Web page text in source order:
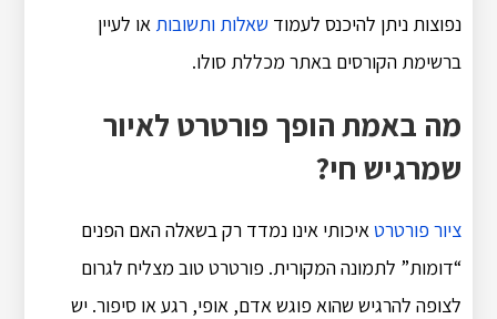
נפוצות ניתן להיכנס לעמודשאלות ותשובות או לעיין
ברשימת הקורסים באתר מכללת סולו.
מה באמת הופך פורטרט לאיור
שמרגיש חי?
ציור פורטרטאיכותי אינו נמדד רק בשאלה האם הפנים
“דומות” לתמונה המקורית. פורטרט טוב מצליח לגרום
לצופה להרגיש שהוא פוגש אדם, אופי, רגע או סיפור. יש